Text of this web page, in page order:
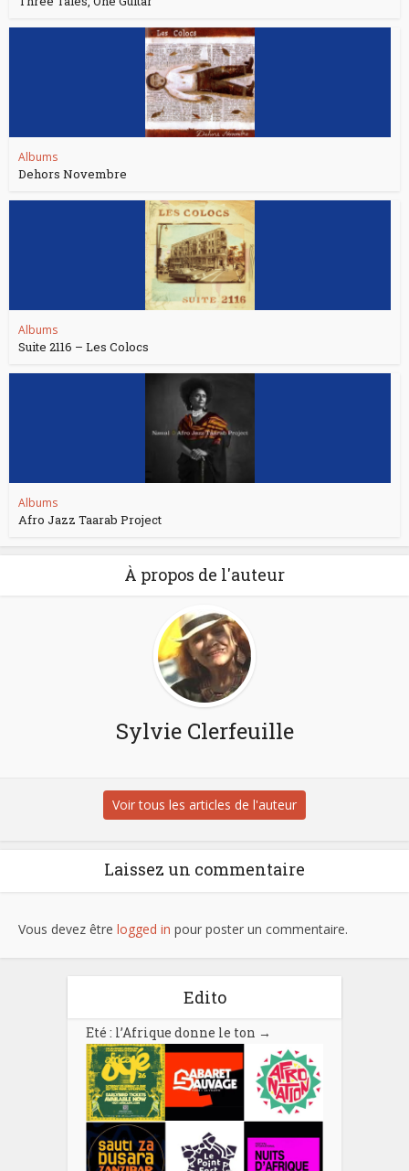
Albums
Dehors Novembre
Albums
Suite 2116 – Les Colocs
Albums
Afro Jazz Taarab Project
À propos de l'auteur
Sylvie Clerfeuille
Voir tous les articles de l'auteur
Laissez un commentaire
Vous devez être logged in pour poster un commentaire.
Edito
Eté : l’Afrique donne le ton →